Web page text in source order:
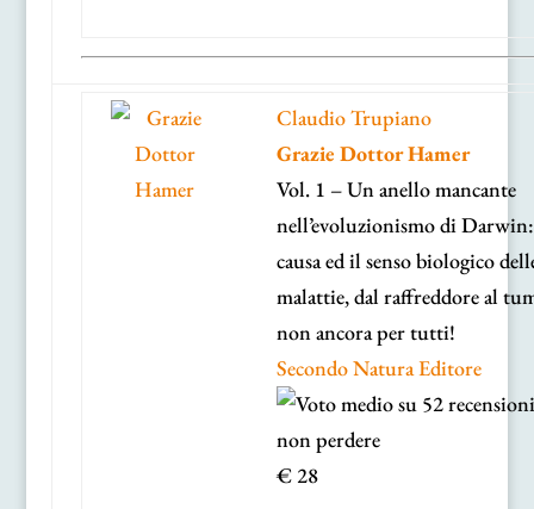
Claudio Trupiano
Grazie Dottor Hamer
Vol. 1 – Un anello mancante
nell’evoluzionismo di
causa ed il senso biologico
malattie, dal raffreddore al
non ancora per tutti!
Secondo Natura Editore
€ 28